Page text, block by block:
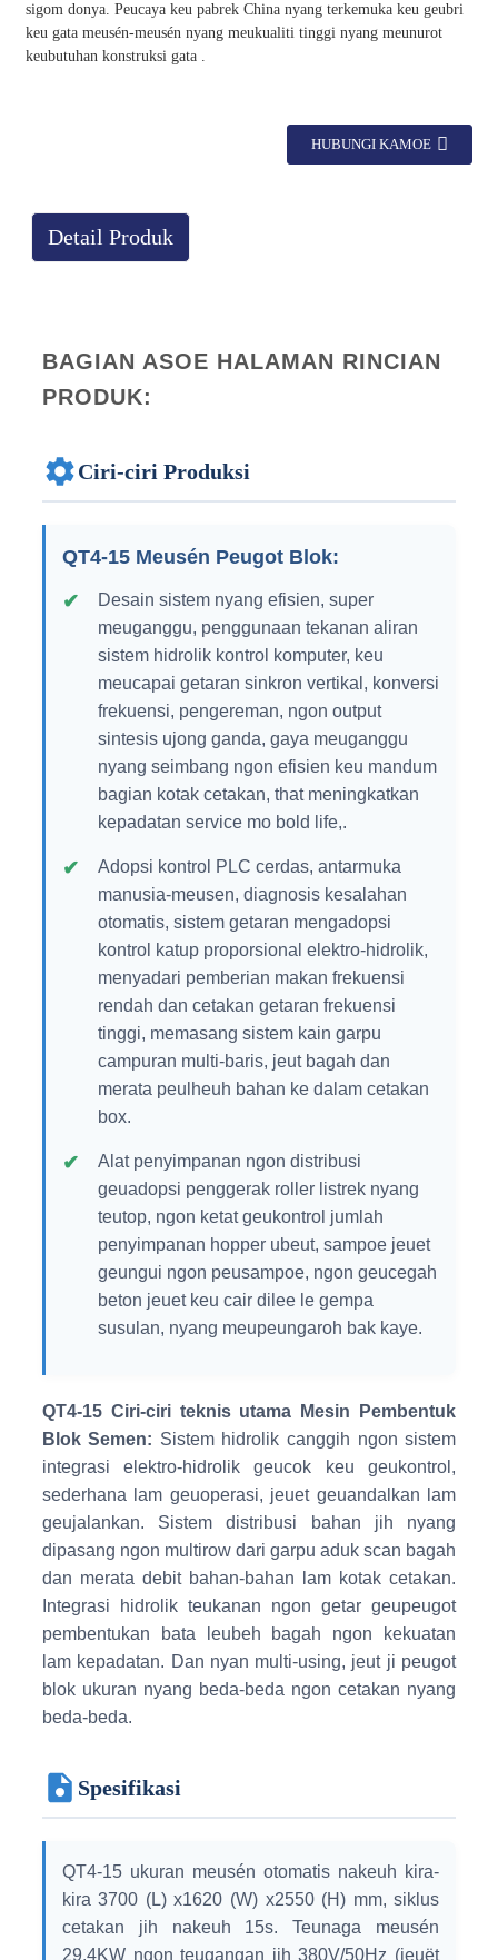
sigom donya. Peucaya keu pabrek China nyang terkemuka keu geubri
keu gata meusén-meusén nyang meukualiti tinggi nyang meunurot
keubutuhan konstruksi gata .
HUBUNGI KAMOE
Detail Produk
BAGIAN ASOE HALAMAN RINCIAN
PRODUK:
Ciri-ciri Produksi
QT4-15 Meusén Peugot Blok:
Desain sistem nyang efisien, super
meuganggu, penggunaan tekanan aliran
sistem hidrolik kontrol komputer, keu
meucapai getaran sinkron vertikal, konversi
frekuensi, pengereman, ngon output
sintesis ujong ganda, gaya meuganggu
nyang seimbang ngon efisien keu mandum
bagian kotak cetakan, that meningkatkan
kepadatan service mo bold life,.
Adopsi kontrol PLC cerdas, antarmuka
manusia-meusen, diagnosis kesalahan
otomatis, sistem getaran mengadopsi
kontrol katup proporsional elektro-hidrolik,
menyadari pemberian makan frekuensi
rendah dan cetakan getaran frekuensi
tinggi, memasang sistem kain garpu
campuran multi-baris, jeut bagah dan
merata peulheuh bahan ke dalam cetakan
box.
Alat penyimpanan ngon distribusi
geuadopsi penggerak roller listrek nyang
teutop, ngon ketat geukontrol jumlah
penyimpanan hopper ubeut, sampoe jeuet
geungui ngon peusampoe, ngon geucegah
beton jeuet keu cair dilee le gempa
susulan, nyang meupeungaroh bak kaye.
QT4-15 Ciri-ciri teknis utama Mesin Pembentuk
Blok Semen: Sistem hidrolik canggih ngon sistem
integrasi elektro-hidrolik geucok keu geukontrol,
sederhana lam geuoperasi, jeuet geuandalkan lam
geujalankan. Sistem distribusi bahan jih nyang
dipasang ngon multirow dari garpu aduk scan bagah
dan merata debit bahan-bahan lam kotak cetakan.
Integrasi hidrolik teukanan ngon getar geupeugot
pembentukan bata leubeh bagah ngon kekuatan
lam kepadatan. Dan nyan multi-using, jeut ji peugot
blok ukuran nyang beda-beda ngon cetakan nyang
beda-beda.
Spesifikasi
QT4-15 ukuran meusén otomatis nakeuh kira-
kira 3700 (L) x1620 (W) x2550 (H) mm, siklus
cetakan jih nakeuh 15s. Teunaga meusén
29,4KW ngon teugangan jih 380V/50Hz (jeuët